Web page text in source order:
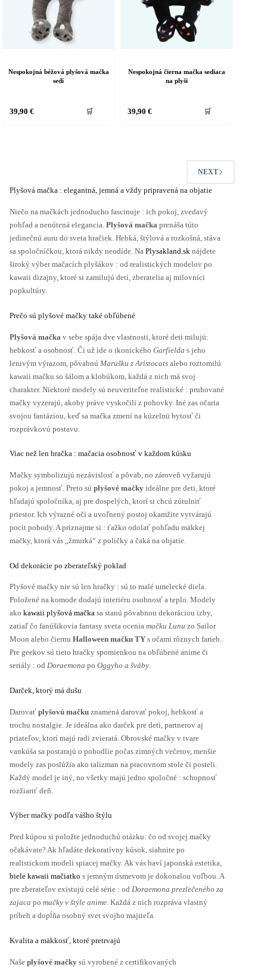
Nespokojná béžová plyšová mačka
sedí
39,90 € 🛒
Nespokojná čierna mačka sediaca
na plyši
39,90 € 🛒
NEXT
Plyšová mačka : elegantná, jemná a vždy pripravená na objatie
Niečo na mačkách jednoducho fascinuje : ich pokoj, zvedavý
pohľad a nenútená elegancia. Plyšová mačka prenáša túto
jedinečnú auru do sveta hračiek. Hebká, štýlová a rozkošná, stáva
sa spoločníčkou, ktorá nikdy neodíde. Na Plysakland.sk nájdete
široký výber mačacích plyšákov : od realistických modelov po
kawaii dizajny, ktoré si zamilujú deti, zberatelia aj milovníci
popkultúry.
Prečo sú plyšové mačky také obľúbené
Plyšová mačka v sebe spája dve vlastnosti, ktoré deti milujú:
hebkosť a osobnosť. Či už ide o ikonického Garfielda s jeho
lenivým výrazom, pôvabnú Marušku z Aristocats alebo roztomilú
kawaii mačku so šálom a klobúkom, každá z nich má svoj
charakter. Niektoré modely sú neuveriteľne realistické : pruhované
mačky vyzerajú, akoby práve vyskočili z pohovky. Iné zas očaria
svojou fantáziou, keď sa mačka zmení na kúzelnú bytosť či
rozprávkovú postavu.
Viac než len hračka : mačacia osobnosť v každom kúsku
Mačky symbolizujú nezávislosť a pôvab, no zároveň vyžarujú
pokoj a jemnosť. Preto sú plyšové mačky ideálne pre deti, ktoré
hľadajú spoločníka, aj pre dospelých, ktorí si chcú zútulniť
priestor. Ich výrazné oči a uvoľnený postoj okamžite vytvárajú
pocit pohody. A priznajme si : ťažko odolať pohľadu mäkkej
mačky, ktorá vás „žmurká“ z poličky a čaká na objatie.
Od dekorácie po zberateľský poklad
Plyšové mačky nie sú len hračky : sú to malé umelecké diela.
Položené na komode dodajú interiéru osobnosť a teplo. Modely
ako kawaii plyšová mačka sa stanú pôvabnou dekoráciou izby,
zatiaľ čo fanúšikovia fantasy sveta ocenia mačku Lunu zo Sailor
Moon alebo čiernu Halloween mačku TY s očami rôznych farieb.
Pre geekov sú tieto hračky spomienkou na obľúbené anime či
seriály : od Doraemona po Oggyho a šváby.
Darček, ktorý má dušu
Darovať plyšovú mačku znamená darovať pokoj, hebkosť a
trochu nostalgie. Je ideálna ako darček pre deti, partnerov aj
priateľov, ktorí majú radi zvieratá. Obrovské mačky v tvare
vankúša sa postarajú o pohodlie počas zimných večerov, menšie
modely zas poslúžia ako talizman na pracovnom stole či posteli.
Každý model je iný, no všetky majú jedno spoločné : schopnosť
rozžiariť deň.
Výber mačky podľa vášho štýlu
Pred kúpou si položte jednoduchú otázku: čo od svojej mačky
očakávate? Ak hľadáte dekoratívny kúsok, siahnite po
realistickom modeli spiacej mačky. Ak vás baví japonská estetika,
biele kawaii mačiatko s jemným úsmevom je dokonalou voľbou. A
pre zberateľov existujú celé série : od Doraemona prezlečeného za
zajaca po mačky v štýle anime. Každá z nich rozpráva vlastný
príbeh a dopĺňa osobný svet svojho majiteľa.
Kvalita a mäkkosť, ktoré pretrvajú
Naše plyšové mačky sú vyrobené z certifikovaných